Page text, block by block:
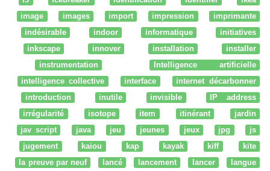
image
images import impression
imprimante
indésirable
indoor informatique
initiatives
inkscape
innover installation
installer
instrumentation
Intelligence artificielle
intelligence collective
interface
internet décarbonner
introduction
inutile invisible
IP address
irrégularité
isotope item itinérant
jardin
jav script
java jeu jeunes jeux jpg
js
jugement
kaiou kap kayak kiff
kite
la preuve par neuf
lancé lancement lancer
langue